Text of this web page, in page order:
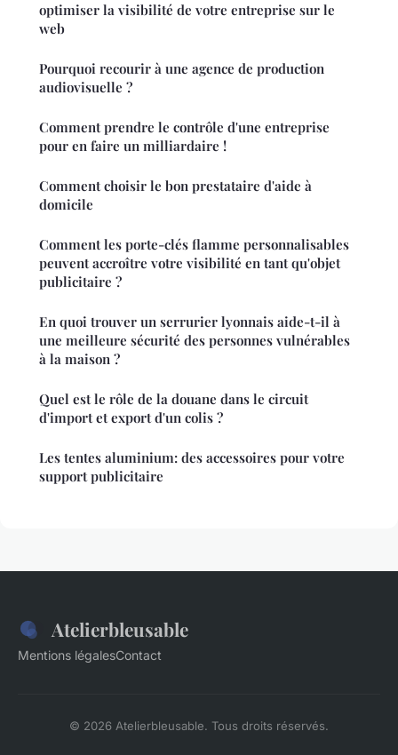
optimiser la visibilité de votre entreprise sur le
web
Pourquoi recourir à une agence de production
audiovisuelle ?
Comment prendre le contrôle d'une entreprise
pour en faire un milliardaire !
Comment choisir le bon prestataire d'aide à
domicile
Comment les porte-clés flamme personnalisables
peuvent accroître votre visibilité en tant qu'objet
publicitaire ?
En quoi trouver un serrurier lyonnais aide-t-il à
une meilleure sécurité des personnes vulnérables
à la maison ?
Quel est le rôle de la douane dans le circuit
d'import et export d'un colis ?
Les tentes aluminium: des accessoires pour votre
support publicitaire
Atelierbleusable
Mentions légalesContact
© 2026 Atelierbleusable. Tous droits réservés.